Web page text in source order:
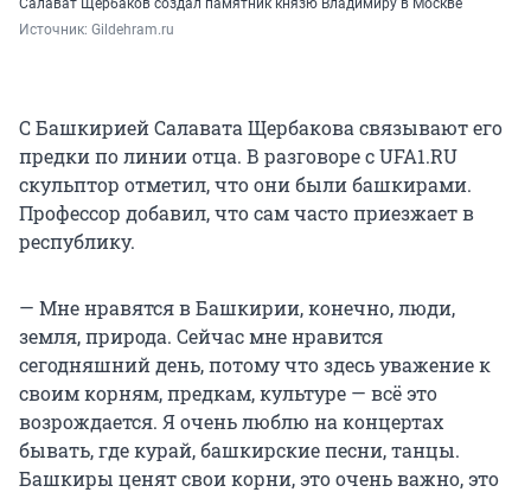
Источник: Gildehram.ru
С Башкирией Салавата Щербакова связывают его
предки по линии отца. В разговоре с UFA1.RU
скульптор отметил, что они были башкирами.
Профессор добавил, что сам часто приезжает в
республику.
— Мне нравятся в Башкирии, конечно, люди,
земля, природа. Сейчас мне нравится
сегодняшний день, потому что здесь уважение к
своим корням, предкам, культуре — всё это
возрождается. Я очень люблю на концертах
бывать, где курай, башкирские песни, танцы.
Башкиры ценят свои корни, это очень важно, это